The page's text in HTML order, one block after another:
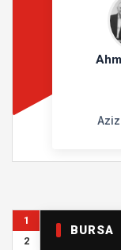
1
2
BURSA